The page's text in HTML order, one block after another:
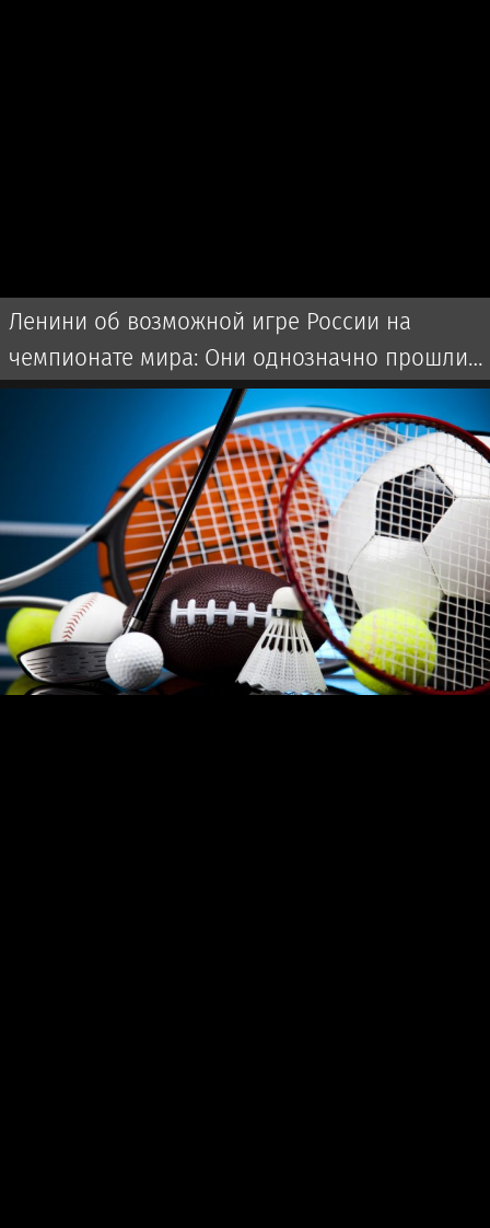
Ленини об возможной игре России на
чемпионате мира: Они однозначно прошли
бы далеко